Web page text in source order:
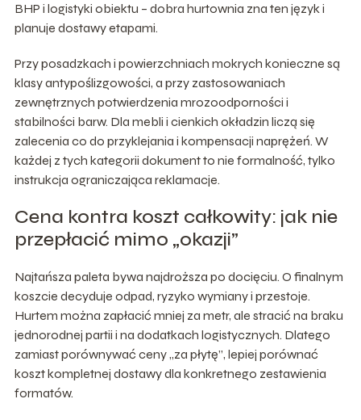
BHP i logistyki obiektu – dobra hurtownia zna ten język i
planuje dostawy etapami.
Przy posadzkach i powierzchniach mokrych konieczne są
klasy antypoślizgowości, a przy zastosowaniach
zewnętrznych potwierdzenia mrozoodporności i
stabilności barw. Dla mebli i cienkich okładzin liczą się
zalecenia co do przyklejania i kompensacji naprężeń. W
każdej z tych kategorii dokument to nie formalność, tylko
instrukcja ograniczająca reklamacje.
Cena kontra koszt całkowity: jak nie
przepłacić mimo „okazji”
Najtańsza paleta bywa najdroższa po docięciu. O finalnym
koszcie decyduje odpad, ryzyko wymiany i przestoje.
Hurtem można zapłacić mniej za metr, ale stracić na braku
jednorodnej partii i na dodatkach logistycznych. Dlatego
zamiast porównywać ceny „za płytę”, lepiej porównać
koszt kompletnej dostawy dla konkretnego zestawienia
formatów.